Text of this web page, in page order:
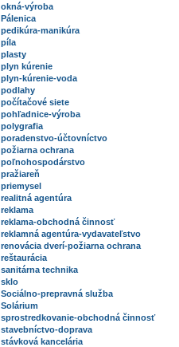
okná-výroba
Pálenica
pedikúra-manikúra
píla
plasty
plyn kúrenie
plyn-kúrenie-voda
podlahy
počítačové siete
pohľadnice-výroba
polygrafia
poradenstvo-účtovníctvo
požiarna ochrana
poľnohospodárstvo
pražiareň
priemysel
realitná agentúra
reklama
reklama-obchodná činnosť
reklamná agentúra-vydavateľstvo
renovácia dverí-požiarna ochrana
reštaurácia
sanitárna technika
sklo
Sociálno-prepravná služba
Solárium
sprostredkovanie-obchodná činnosť
stavebníctvo-doprava
stávková kancelária